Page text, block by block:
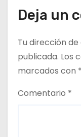
Deja un
Tu dirección
publicada. Los
marcados con *
Comentario *